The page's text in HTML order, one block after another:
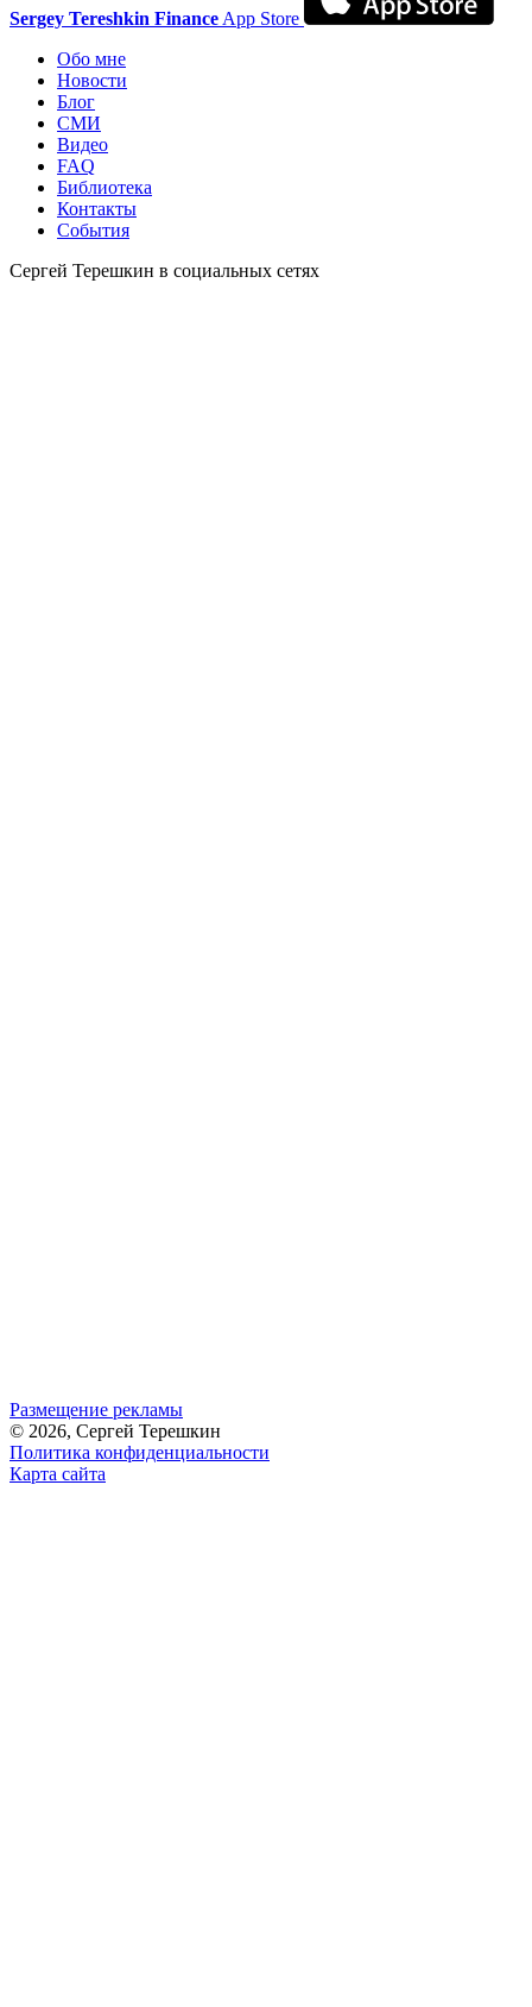
Sergey Tereshkin Finance App Store
Обо мне
Новости
Блог
СМИ
Видео
FAQ
Библиотека
Контакты
События
Сергей Терешкин в социальных сетях
Размещение рекламы
© 2026, Сергей Терешкин
Политика конфиденциальности
Карта сайта